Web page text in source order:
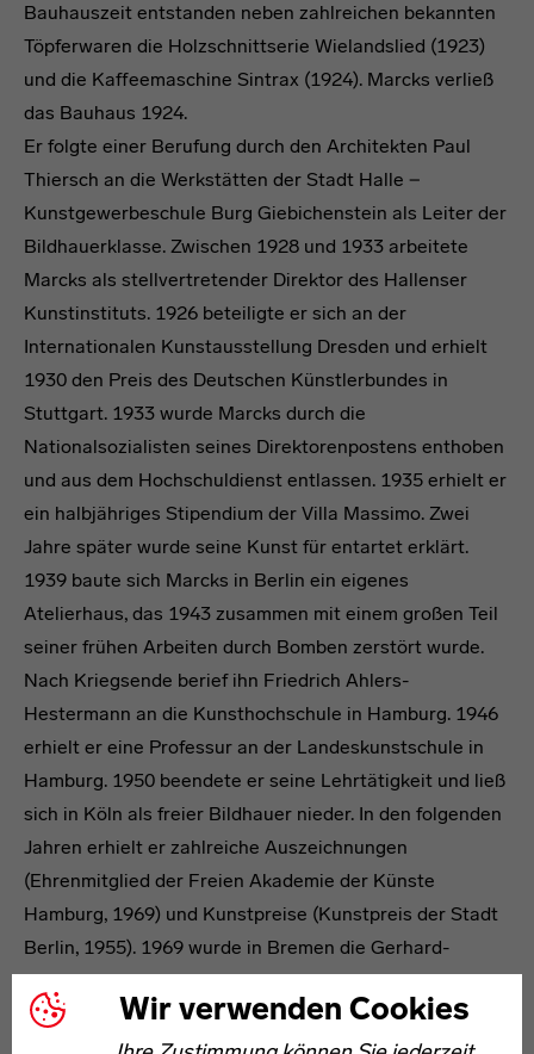
Wir verwenden Cookies
Bauhauszeit entstanden neben zahlreichen bekannten
Töpferwaren die Holzschnittserie Wielandslied (1923)
und die Kaffeemaschine Sintrax (1924). Marcks verließ
das Bauhaus 1924.
Er folgte einer Berufung durch den Architekten Paul
Thiersch an die Werkstätten der Stadt Halle −
Kunstgewerbeschule Burg Giebichenstein als Leiter der
Bildhauerklasse. Zwischen 1928 und 1933 arbeitete
Marcks als stellvertretender Direktor des Hallenser
Kunstinstituts. 1926 beteiligte er sich an der
Internationalen Kunstausstellung Dresden und erhielt
1930 den Preis des Deutschen Künstlerbundes in
Stuttgart. 1933 wurde Marcks durch die
Nationalsozialisten seines Direktorenpostens enthoben
und aus dem Hochschuldienst entlassen. 1935 erhielt er
ein halbjähriges Stipendium der Villa Massimo. Zwei
Jahre später wurde seine Kunst für entartet erklärt.
1939 baute sich Marcks in Berlin ein eigenes
Atelierhaus, das 1943 zusammen mit einem großen Teil
seiner frühen Arbeiten durch Bomben zerstört wurde.
Nach Kriegsende berief ihn Friedrich Ahlers-
Hestermann an die Kunsthochschule in Hamburg. 1946
erhielt er eine Professur an der Landeskunstschule in
Hamburg. 1950 beendete er seine Lehrtätigkeit und ließ
sich in Köln als freier Bildhauer nieder. In den folgenden
Jahren erhielt er zahlreiche Auszeichnungen
(Ehrenmitglied der Freien Akademie der Künste
Hamburg, 1969) und Kunstpreise (Kunstpreis der Stadt
Berlin, 1955). 1969 wurde in Bremen die Gerhard-
Marcks-Stiftung gegründet.